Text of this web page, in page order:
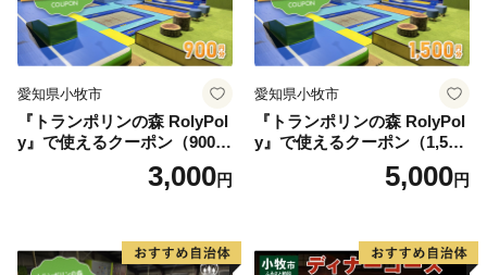
愛知県小牧市
『トランポリンの森 RolyPol
y』で使えるクーポン（900
3,000円
愛知県小牧市
『トランポリンの森 RolyPol
y』で使えるクーポン（1,500
5,000円